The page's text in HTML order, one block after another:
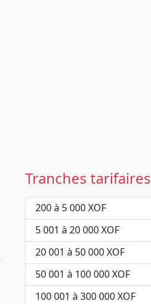
Tranches tarifaires
200 à 5 000 XOF
5 001 à 20 000 XOF
20 001 à 50 000 XOF
50 001 à 100 000 XOF
100 001 à 300 000 XOF